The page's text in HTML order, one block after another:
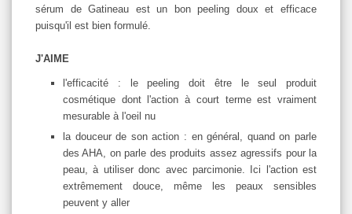
sérum de Gatineau est un bon peeling doux et efficace
puisqu'il est bien formulé.
J'AIME
l'efficacité : le peeling doit être le seul produit
cosmétique dont l'action à court terme est vraiment
mesurable à l'oeil nu
la douceur de son action : en général, quand on parle
des AHA, on parle des produits assez agressifs pour la
peau, à utiliser donc avec parcimonie. Ici l'action est
extrêmement douce, même les peaux sensibles
peuvent y aller